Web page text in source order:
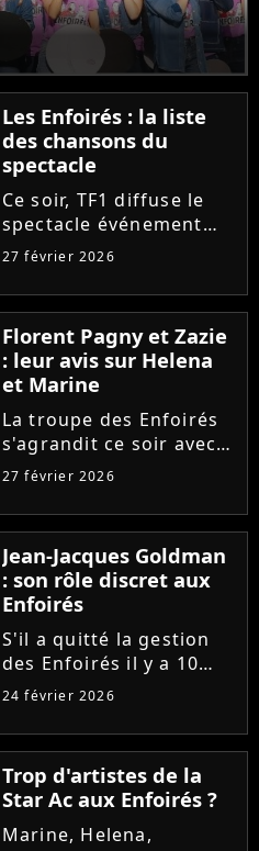
Les Enfoirés : la liste
des chansons du
spectacle
Ce soir, TF1 diffuse le
spectacle événement
des Enfoirés. Quels
d'aujourd'hui seront au
programme du concert
? Découvrez la liste des
chansons !
27 février 2026
Florent Pagny et Zazie
: leur avis sur Helena
et Marine
La troupe des Enfoirés
s'agrandit ce soir avec
notamment l'arrivée de
nouvelle génération qui
inspire Florent Pagny et
Zazie, qui livrent leur
avis sur les deux...
27 février 2026
Jean-Jacques Goldman
: son rôle discret aux
Enfoirés
S'il a quitté la gestion
des Enfoirés il y a 10
ans, Jean-Jacques
l'ombre un rôle
essentiel au sein de la
troupe. Patrick Bruel et
Anne Marcassus
témoignent de...
24 février 2026
Trop d'artistes de la
Star Ac aux Enfoirés ?
Marine, Helena,